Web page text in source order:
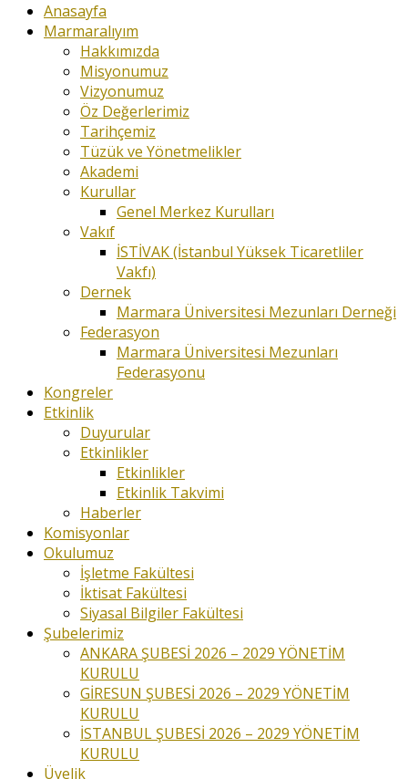
Anasayfa
Marmaralıyım
Hakkımızda
Misyonumuz
Vizyonumuz
Öz Değerlerimiz
Tarihçemiz
Tüzük ve Yönetmelikler
Akademi
Kurullar
Genel Merkez Kurulları
Vakıf
İSTİVAK (İstanbul Yüksek Ticaretliler
Vakfı)
Dernek
Marmara Üniversitesi Mezunları Derneği
Federasyon
Marmara Üniversitesi Mezunları
Federasyonu
Kongreler
Etkinlik
Duyurular
Etkinlikler
Etkinlikler
Etkinlik Takvimi
Haberler
Komisyonlar
Okulumuz
İşletme Fakültesi
İktisat Fakültesi
Siyasal Bilgiler Fakültesi
Şubelerimiz
ANKARA ŞUBESİ 2026 – 2029 YÖNETİM
KURULU
GİRESUN ŞUBESİ 2026 – 2029 YÖNETİM
KURULU
İSTANBUL ŞUBESİ 2026 – 2029 YÖNETİM
KURULU
Üyelik